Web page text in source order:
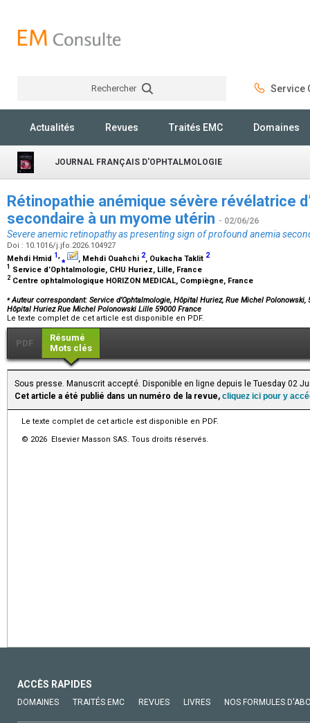
Rechercher Service
Actualités Revues Traités EMC Domaines
JOURNAL FRANÇAIS D'OPHTALMOLOGIE
Rétinopathie anémique sévère révélatrice
secondaire à un myome utérin - 02/06/26
Severe anemic retinopathy as presenting sign of profound anemia
Doi : 10.1016/j.jfo.2026.104927
Mehdi Hmid 1,⁎ , Mehdi Ouahchi 2, Oukacha Taklit 2
1 Service d’Ophtalmologie, CHU Huriez, Lille, France
2 Centre ophtalmologique HORIZON MEDICAL, Compiègne, France
⁎Auteur correspondant: Service d’Ophtalmologie, Hôpital Huriez, Rue Michel Polonowski,
Hôpital Huriez Rue Michel Polonowski Lille 59000 France
Le texte complet de cet article est disponible en PDF.
PDF
Résumé
Mots clés
Sous presse. Manuscrit accepté. Disponible en ligne depuis le Tuesday 02
Cet article a été publié dans un numéro de la revue, cliquez ici pour y
Le texte complet de cet article est disponible en PDF.
© 2026 Elsevier Masson SAS. Tous droits réservés.
ACCÈS RAPIDES
DOMAINES TRAITÉS EMC REVUES LIVRES NOS FORMULES